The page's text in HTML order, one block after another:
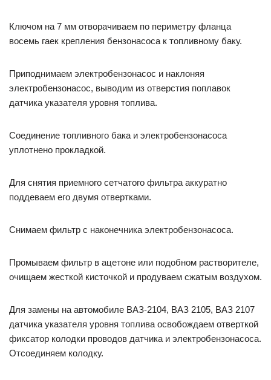
Ключом на 7 мм отворачиваем по периметру фланца
восемь гаек крепления бензонасоса к топливному баку.
Приподнимаем электробензонасос и наклоняя
электробензонасос, выводим из отверстия поплавок
датчика указателя уровня топлива.
Соединение топливного бака и электробензонасоса
уплотнено прокладкой.
Для снятия приемного сетчатого фильтра аккуратно
поддеваем его двумя отвертками.
Снимаем фильтр с наконечника электробензонасоса.
Промываем фильтр в ацетоне или подобном растворителе,
очищаем жесткой кисточкой и продуваем сжатым воздухом.
Для замены на автомобиле ВАЗ-2104, ВАЗ 2105, ВАЗ 2107
датчика указателя уровня топлива освобождаем отверткой
фиксатор колодки проводов датчика и электробензонасоса.
Отсоединяем колодку.